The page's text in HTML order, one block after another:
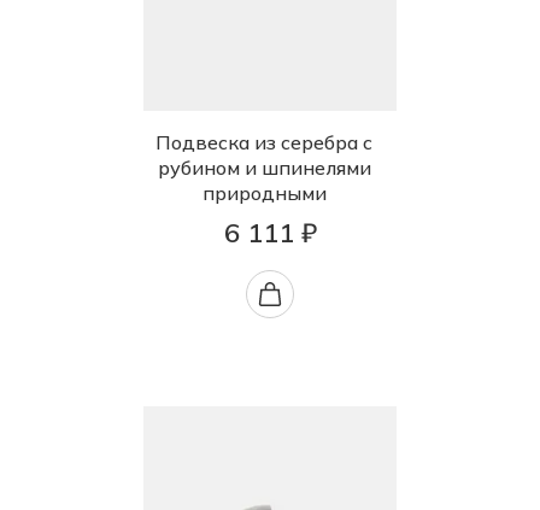
Подвеска из серебра с
рубином и шпинелями
природными
6 111 ₽